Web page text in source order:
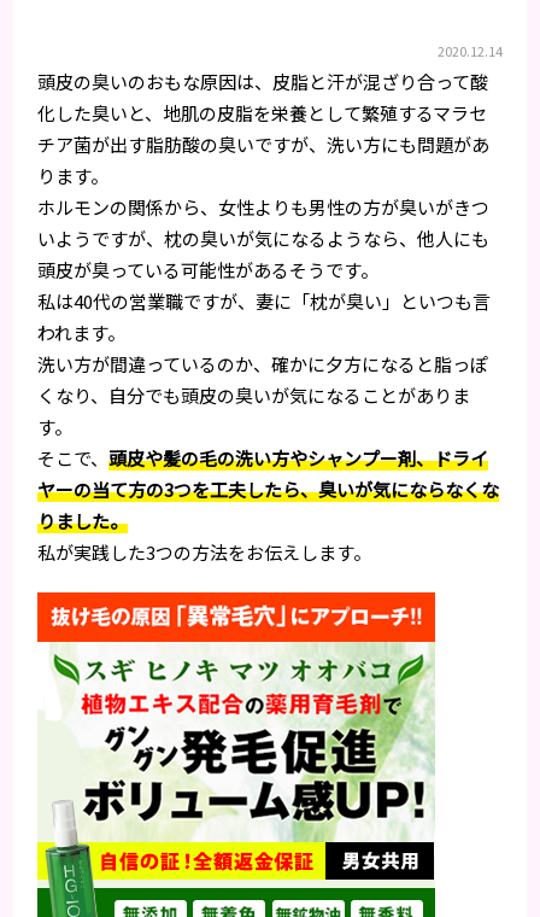
2020.12.14
頭皮の臭いのおもな原因は、皮脂と汗が混ざり合って酸
化した臭いと、地肌の皮脂を栄養として繁殖するマラセ
チア菌が出す脂肪酸の臭いですが、洗い方にも問題があ
ります。
ホルモンの関係から、女性よりも男性の方が臭いがきつ
いようですが、枕の臭いが気になるようなら、他人にも
頭皮が臭っている可能性があるそうです。
私は40代の営業職ですが、妻に「枕が臭い」といつも言
われます。
洗い方が間違っているのか、確かに夕方になると脂っぽ
くなり、自分でも頭皮の臭いが気になることがありま
す。
そこで、頭皮や髪の毛の洗い方やシャンプー剤、ドライ
ヤーの当て方の3つを工夫したら、臭いが気にならなくな
りました。
私が実践した3つの方法をお伝えします。